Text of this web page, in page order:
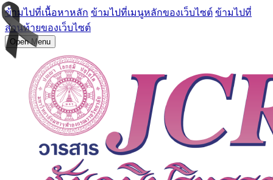
ข้ามไปที่เนื้อหาหลัก ข้ามไปที่เมนูหลักของเว็บไซต์ ข้ามไปที่
ส่วนท้ายของเว็บไซต์
Open Menu